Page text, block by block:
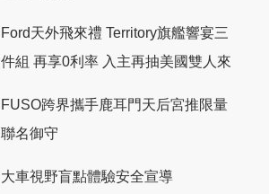
Ford天外飛來禮 Territory旗艦響宴三
件組 再享0利率 入主再抽美國雙人來
FUSO跨界攜手鹿耳門天后宮推限量
聯名御守
大車視野盲點體驗安全宣導